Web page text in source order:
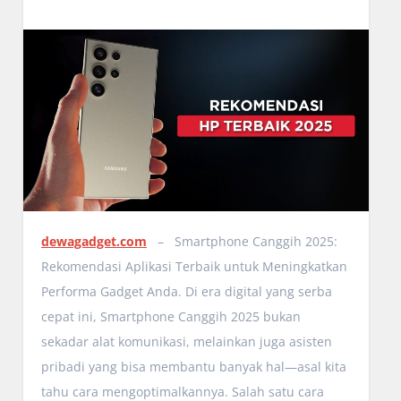
dewagadget.com – Smartphone Canggih 2025:
Rekomendasi Aplikasi Terbaik untuk Meningkatkan
Performa Gadget Anda. Di era digital yang serba
cepat ini, Smartphone Canggih 2025 bukan
sekadar alat komunikasi, melainkan juga asisten
pribadi yang bisa membantu banyak hal—asal kita
tahu cara mengoptimalkannya. Salah satu cara